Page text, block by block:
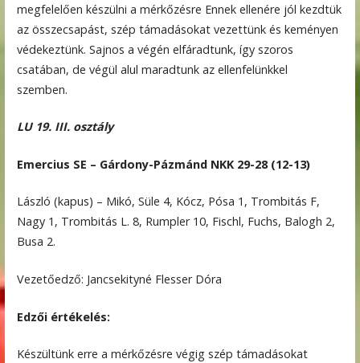
megfelelően készülni a mérkőzésre Ennek ellenére jól kezdtük
az összecsapást, szép támadásokat vezettünk és keményen
védekeztünk. Sajnos a végén elfáradtunk, így szoros
csatában, de végül alul maradtunk az ellenfelünkkel
szemben.
LU 19. III. osztály
Emercius SE – Gárdony-Pázmánd NKK 29-28 (12-13)
László (kapus) – Mikó, Süle 4, Kócz, Pósa 1, Trombitás F,
Nagy 1, Trombitás L. 8, Rumpler 10, Fischl, Fuchs, Balogh 2,
Busa 2.
Vezetőedző: Jancsekityné Flesser Dóra
Edzői értékelés:
Készültünk erre a mérkőzésre végig szép támadásokat